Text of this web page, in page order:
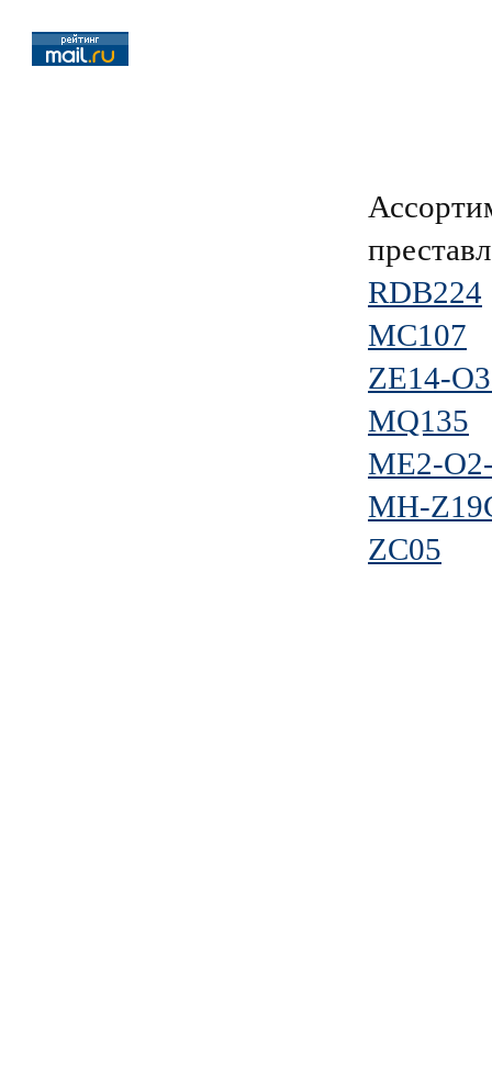
RDB224
MC107
ZE14-
MQ135
ME2-
MH-
ZC05